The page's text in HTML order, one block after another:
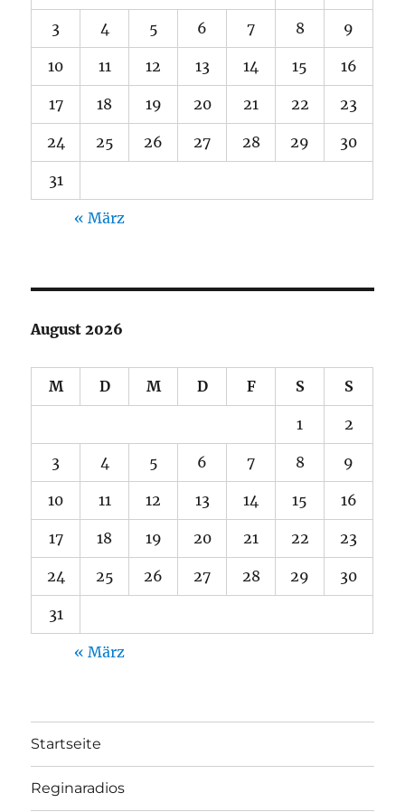
3 4 5 6 7 8 9
10 11 12 13 14 15 16
17 18 19 20 21 22 23
24 25 26 27 28 29 30
31
« März
August 2026
M D M D F S S
1 2
3 4 5 6 7 8 9
10 11 12 13 14 15 16
17 18 19 20 21 22 23
24 25 26 27 28 29 30
31
« März
Startseite
Reginaradios